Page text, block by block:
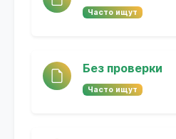
Часто ищут
Без проверки
Часто ищут